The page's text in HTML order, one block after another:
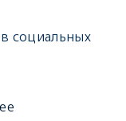
социальных